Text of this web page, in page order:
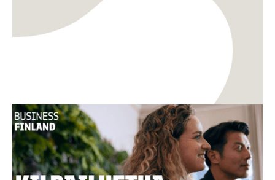
TKI Innovaatiot
Uusi opas: Miten aineettomasta arvosta
rakennetaan kilpailukykyä ja kasvua?